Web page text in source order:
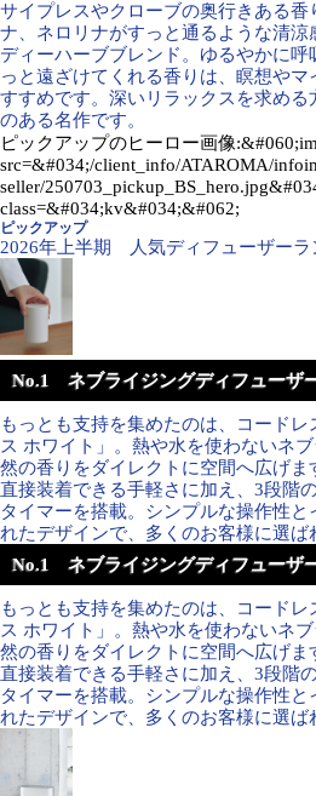
サイプレスやクローブの奥行きある香
ナ、ネロリナがすっと通るような清涼
ディーハーブブレンド。ゆるやかに
っと遠ざけてくれる香りは、瞑想や
すすめです。深いリラックスを求める
のある名作です。
ピックアップのヒーロー画像
src=&#034;/client_info/ATAROMA/
seller/
class=&#034;kv&#034;&#062;
ピックアップ
2026年上半期 人気ディフューザーラ
No.1 ネブライジングディフューザ
もっとも支持を集めたのは、コード
ス ホワイト」。熱や水を使わないネ
然の香りをダイレクトに空間へ広げま
直接装着できる手軽さに加え、3段階
タイマーを搭載。シンプルな操作性と
れたデザインで、多くのお客様に選ば
No.1 ネブライジングディフューザ
もっとも支持を集めたのは、コード
ス ホワイト」。熱や水を使わないネ
然の香りをダイレクトに空間へ広げま
直接装着できる手軽さに加え、3段階
タイマーを搭載。シンプルな操作性と
れたデザインで、多くのお客様に選ば